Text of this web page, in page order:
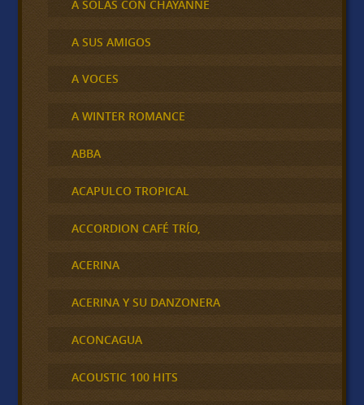
A SOLAS CON CHAYANNE
A SUS AMIGOS
A VOCES
A WINTER ROMANCE
ABBA
ACAPULCO TROPICAL
ACCORDION CAFÉ TRÍO,
ACERINA
ACERINA Y SU DANZONERA
ACONCAGUA
ACOUSTIC 100 HITS